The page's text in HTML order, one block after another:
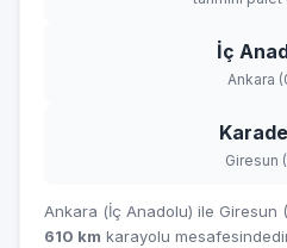
İç
Ankara
Giresun
Ankara (İç Anadolu) ile Giresun
610 km karayolu